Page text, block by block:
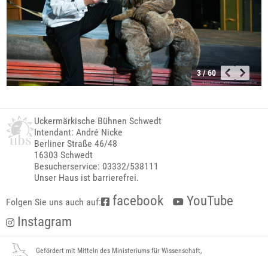
3 / 60
Uckermärkische Bühnen Schwedt
Intendant: André Nicke
Berliner Straße 46/48
16303 Schwedt
Besucherservice: 03332/538111
Unser Haus ist barrierefrei.
Folgen Sie uns auch auf: facebook
YouTube
Instagram
Gefördert mit Mitteln des Ministeriums für Wissenschaft,